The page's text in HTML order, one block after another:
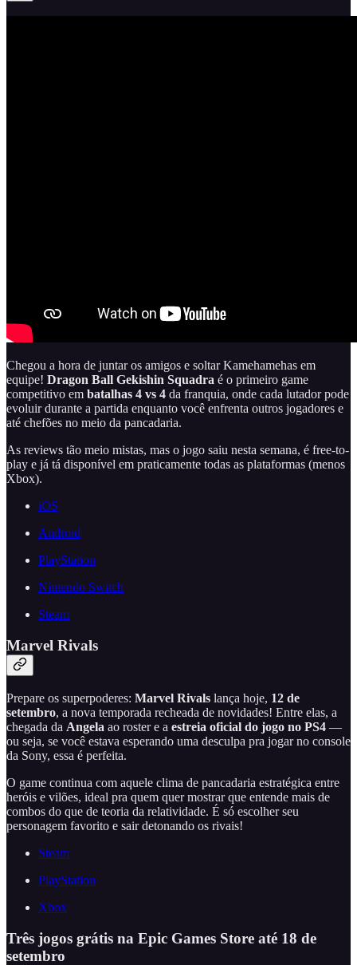
Chegou a hora de juntar os amigos e soltar Kamehamehas em
equipe! Dragon Ball Gekishin Squadra é o primeiro game
competitivo em batalhas 4 vs 4 da franquia, onde cada lutador pode
evoluir durante a partida enquanto você enfrenta outros jogadores e
até chefões no meio da pancadaria.
As reviews tão meio mistas, mas o jogo saiu nesta semana, é free-to-
play e já tá disponível em praticamente todas as plataformas (menos
Xbox).
iOS
Android
PlayStation
Nintendo Switch
Steam
Marvel Rivals
Prepare os superpoderes: Marvel Rivals lança hoje, 12 de
setembro, a nova temporada recheada de novidades! Entre elas, a
chegada da Angela ao roster e a estreia oficial do jogo no PS4 —
ou seja, se você estava esperando uma desculpa pra jogar no console
da Sony, essa é perfeita.
O game continua com aquele clima de pancadaria estratégica entre
heróis e vilões, ideal pra quem quer mostrar que entende mais de
combos do que de teoria da relatividade. É só escolher seu
personagem favorito e sair detonando os rivais!
Steam
PlayStation
Xbox
Três jogos grátis na Epic Games Store até 18 de
setembro